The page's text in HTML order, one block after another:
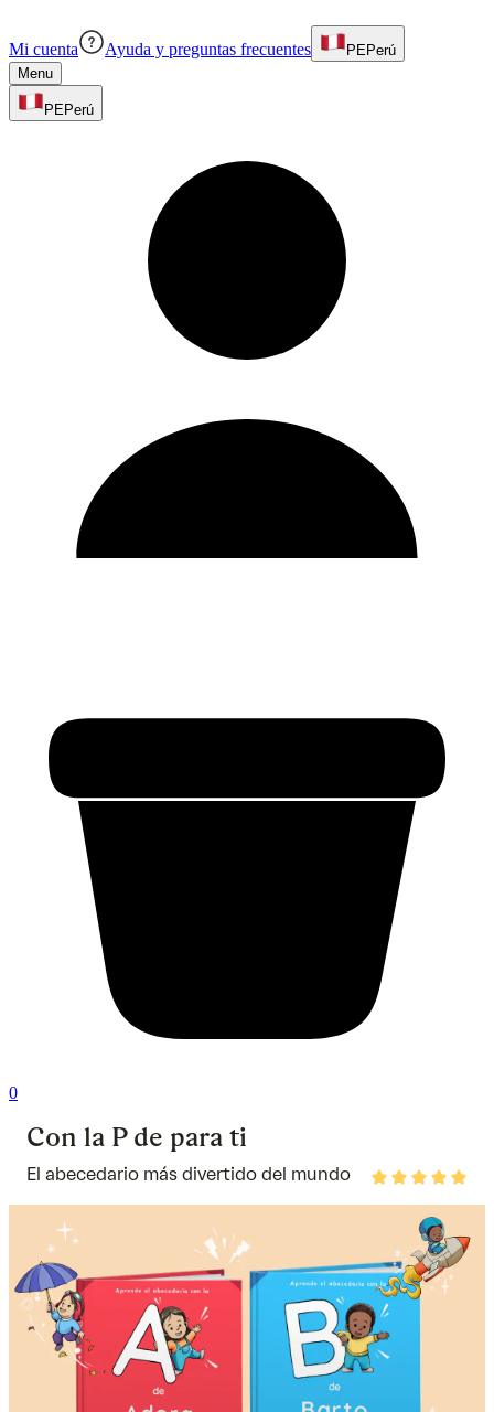
Mi cuenta Ayuda y preguntas frecuentes PEPerú
Menu
PEPerú
0
Con la P de para ti
El abecedario más divertido del mundo
Rated
5out